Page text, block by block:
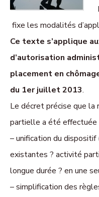
fixe les modalités
Ce texte s’applique
d’autorisation
placement en
du 1er juillet 2013.
Le décret précise que la
partielle a été effectuée
– unification du
existantes ? activité
longue durée ? en une
– simplification des